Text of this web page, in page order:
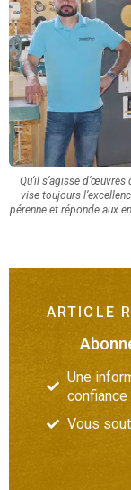
Qu’il s’agisse
vise toujours
pérenne et réponde aux
ARTICLE
Une
confiance
Vous